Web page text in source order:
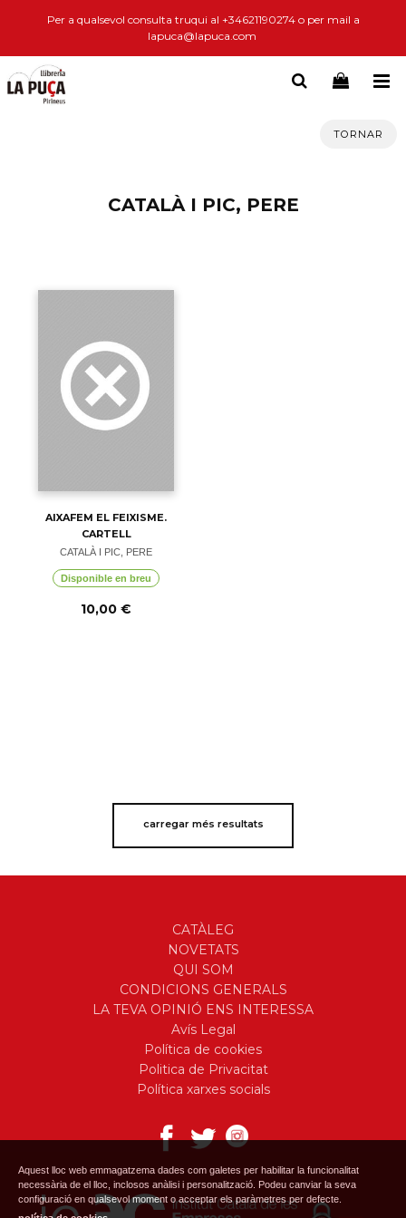
Per a qualsevol consulta truqui al +34621190274 o per mail a
lapuca@lapuca.com
TORNAR
CATALÀ I PIC, PERE
AIXAFEM EL FEIXISME.
CARTELL
CATALÀ I PIC, PERE
Disponible en breu
10,00 €
carregar més resultats
CATÀLEG
NOVETATS
QUI SOM
CONDICIONS GENERALS
LA TEVA OPINIÓ ENS INTERESSA
Avís Legal
Política de cookies
Politica de Privacitat
Política xarxes socials
Aquest lloc web emmagatzema dades com galetes per habilitar la funcionalitat
necessària de el lloc, inclosos anàlisi i personalització. Podeu canviar la seva
configuració en qualsevol moment o acceptar els paràmetres per defecte.